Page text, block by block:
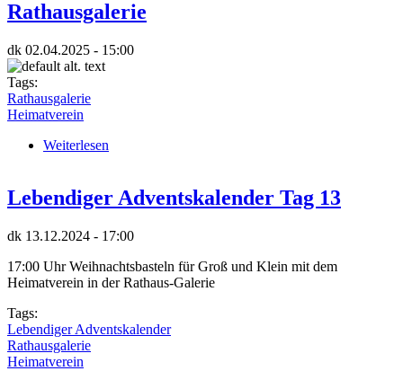
Rathausgalerie
dk 02.04.2025 - 15:00
Tags:
Rathausgalerie
Heimatverein
Weiterlesen
Lebendiger Adventskalender Tag 13
dk 13.12.2024 - 17:00
17:00 Uhr Weihnachtsbasteln für Groß und Klein mit dem
Heimatverein in der Rathaus-Galerie
Tags:
Lebendiger Adventskalender
Rathausgalerie
Heimatverein